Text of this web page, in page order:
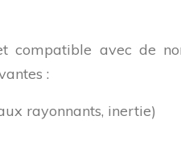
compatible avec de
:
rayonnants, inertie)